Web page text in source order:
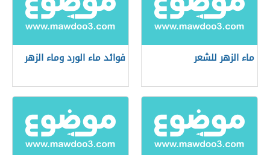
ماء الزهر للشعر فوائد ماء الورد وماء الزهر